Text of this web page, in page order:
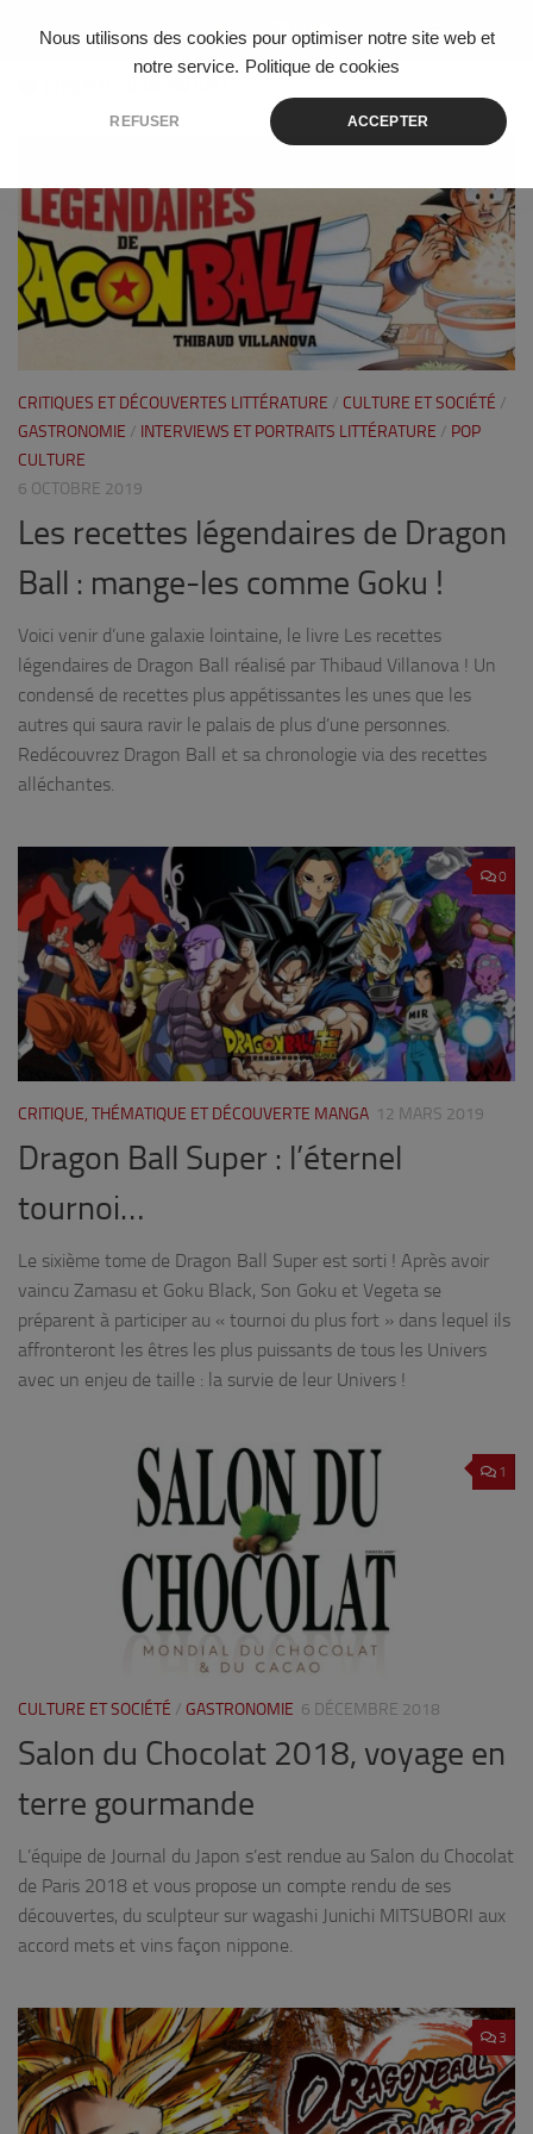
Nous utilisons des cookies pour optimiser notre site web et
notre service. Politique de cookies
REFUSER ACCEPTER
Skip to content
CRITIQUES ET DÉCOUVERTES LITTÉRATURE / CULTURE ET SOCIÉTÉ /
GASTRONOMIE / INTERVIEWS ET PORTRAITS LITTÉRATURE / POP
CULTURE
6 OCTOBRE 2019
Les recettes légendaires de Dragon
Ball : mange-les comme Goku !
Voici venir d’une galaxie lointaine, le livre Les recettes
légendaires de Dragon Ball réalisé par Thibaud Villanova ! Un
condensé de recettes plus appétissantes les unes que les
autres qui saura ravir le palais de plus d’une personnes.
Redécouvrez Dragon Ball et sa chronologie via des recettes
alléchantes.
0
CRITIQUE, THÉMATIQUE ET DÉCOUVERTE MANGA 12 MARS 2019
Dragon Ball Super : l’éternel
tournoi…
Le sixième tome de Dragon Ball Super est sorti ! Après avoir
vaincu Zamasu et Goku Black, Son Goku et Vegeta se
préparent à participer au « tournoi du plus fort » dans lequel ils
affronteront les êtres les plus puissants de tous les Univers
avec un enjeu de taille : la survie de leur Univers !
1
CULTURE ET SOCIÉTÉ / GASTRONOMIE 6 DÉCEMBRE 2018
Salon du Chocolat 2018, voyage en
terre gourmande
L’équipe de Journal du Japon s’est rendue au Salon du Chocolat
de Paris 2018 et vous propose un compte rendu de ses
découvertes, du sculpteur sur wagashi Junichi MITSUBORI aux
accord mets et vins façon nippone.
3